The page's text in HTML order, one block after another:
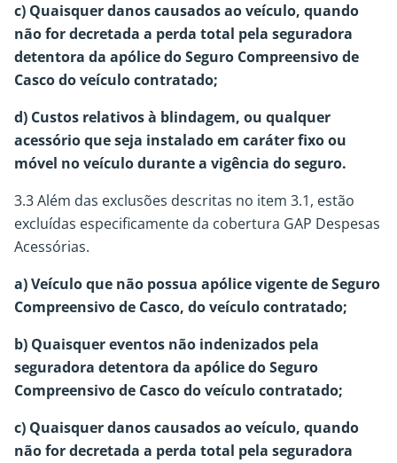
c) Quaisquer danos causados ao veículo, quando
não for decretada a perda total pela seguradora
detentora da apólice do Seguro Compreensivo de
Casco do veículo contratado;
d) Custos relativos à blindagem, ou qualquer
acessório que seja instalado em caráter fixo ou
móvel no veículo durante a vigência do seguro.
3.3 Além das exclusões descritas no item 3.1, estão
excluídas especificamente da cobertura GAP Despesas
Acessórias.
a) Veículo que não possua apólice vigente de Seguro
Compreensivo de Casco, do veículo contratado;
b) Quaisquer eventos não indenizados pela
seguradora detentora da apólice do Seguro
Compreensivo de Casco do veículo contratado;
c) Quaisquer danos causados ao veículo, quando
não for decretada a perda total pela seguradora